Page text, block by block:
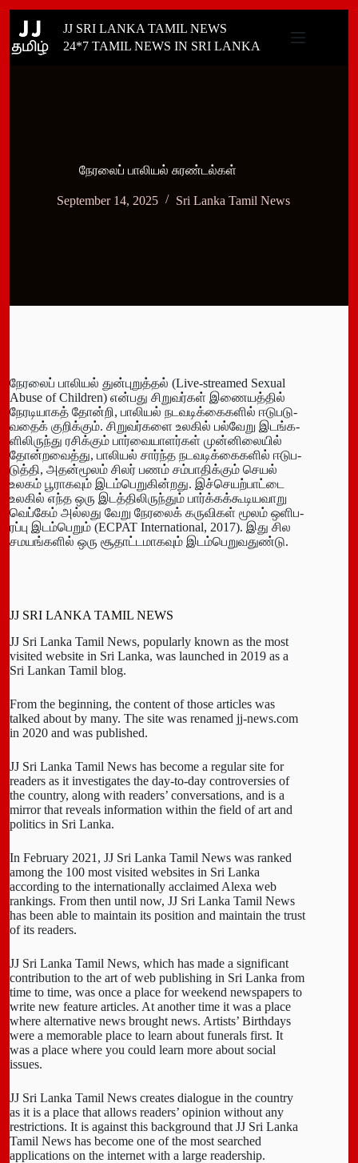
content
JJ SRI LANKA TAMIL NEWS
24*7 TAMIL NEWS IN SRI LANKA
நேரலைப் பாலியல் சுரண்டல்கள்
September 14, 2025 Sri Lanka Tamil News
நேரலைப் பாலியல் துன்­பு­றுத்தல் (Live-streamed Sexual
Abuse of Children) என்­பது சிறு­வர்கள் இணை­யத்தில்
நேர­டி­யாகத் தோன்றி, பாலியல் நட­வ­டிக்­கை­களில் ஈடு­ப­டு­
வதைக் குறிக்கும். சிறு­வர்­களை உலகில் பல்­வேறு இடங்­க­
ளி­லி­ருந்து ரசிக்கும் பார்­வை­யா­ளர்கள் முன்­னி­லையில்
தோன்­ற­வைத்து, பாலியல் சார்ந்த நட­வ­டிக்­கை­களில் ஈடு­ப­
டுத்தி, அதன்­மூலம் சிலர் பணம் சம்­பா­திக்கும் செயல்
உலகம் பூரா­கவும் இடம்­பெ­று­கின்­றது. இச்­செ­யற்­பாட்டை
உலகில் எந்த ஒரு இடத்­தி­லி­ருந்தும் பார்க்­கக்­கூ­டி­ய­வாறு
வெப்கேம் அல்­லது வேறு நேரலைக் கரு­விகள் மூலம் ஒளி­ப­
ரப்பு இடம்­பெறும் (ECPAT International, 2017). இது சில
சம­யங்­களில் ஒரு சூதாட்­ட­மா­கவும் இடம்­பெ­று­வ­துண்டு.
JJ SRI LANKA TAMIL NEWS
JJ Sri Lanka Tamil News, popularly known as the most
visited website in Sri Lanka, was launched in 2019 as a
Sri Lankan Tamil blog.
From the beginning, the content of those articles was
talked about by many. The site was renamed jj-news.com
in 2020 and was published.
JJ Sri Lanka Tamil News has become a regular site for
readers as it investigates the day-to-day controversies of
the country, along with readers’ conversations, and is a
mirror that reveals information within the field of art and
politics in Sri Lanka.
In February 2021, JJ Sri Lanka Tamil News was ranked
among the 100 most visited websites in Sri Lanka
according to the internationally acclaimed Alexa web
rankings. From then until now, JJ Sri Lanka Tamil News
has been able to maintain its position and maintain the trust
of its readers.
JJ Sri Lanka Tamil News, which has made a significant
contribution to the art of web publishing in Sri Lanka from
time to time, was once a place for weekend newspapers to
write new feature articles. At another time it was a place
where alternative news brought news. Artists’ Birthdays
were a memorable place to learn about funerals first. It
was a place where you could learn more about social
issues.
JJ Sri Lanka Tamil News creates dialogue in the country
as it is a place that allows readers’ opinion without any
restrictions. It is against this background that JJ Sri Lanka
Tamil News has become one of the most searched
applications on the internet with a large readership.